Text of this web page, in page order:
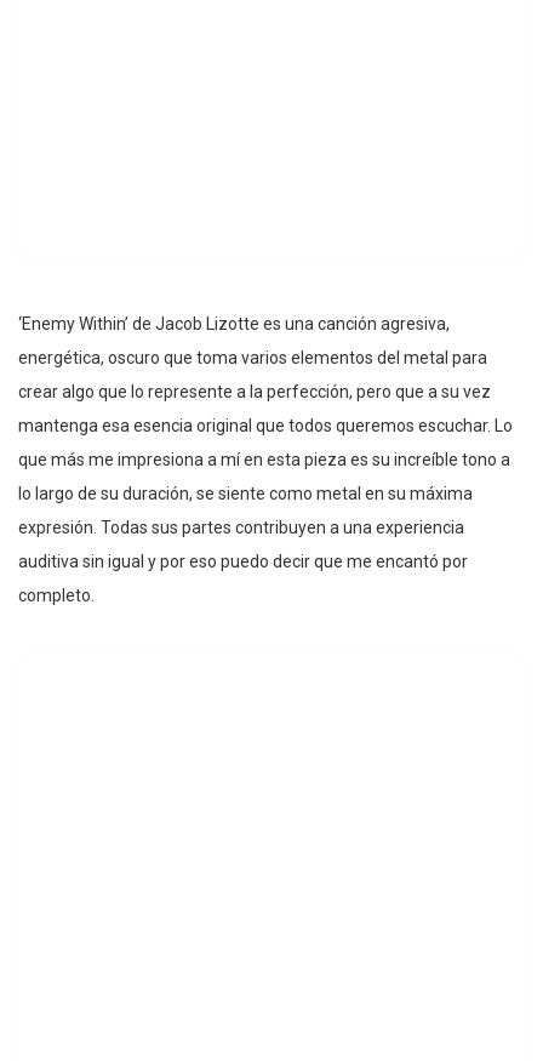
‘Enemy Within’ de Jacob Lizotte es una canción agresiva,
energética, oscuro que toma varios elementos del metal para
crear algo que lo represente a la perfección, pero que a su vez
mantenga esa esencia original que todos queremos escuchar. Lo
que más me impresiona a mí en esta pieza es su increíble tono a
lo largo de su duración, se siente como metal en su máxima
expresión. Todas sus partes contribuyen a una experiencia
auditiva sin igual y por eso puedo decir que me encantó por
completo.